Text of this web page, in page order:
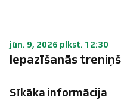
jūn. 9, 2026 plkst. 12:30
Iepazīšanās treniņš
Sīkāka informācija